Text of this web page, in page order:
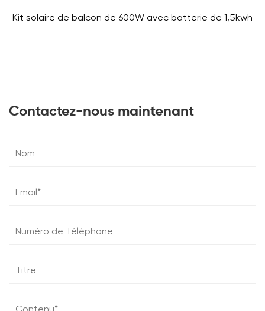
Kit solaire de balcon de 600W avec batterie de 1,5kwh
Contactez-nous maintenant